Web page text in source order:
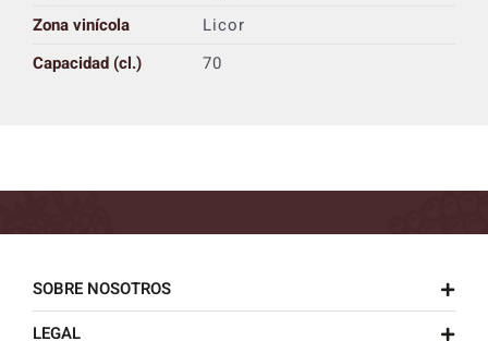
Zona vinícola
Licor
Capacidad (cl.)
70
SOBRE NOSOTROS
LEGAL